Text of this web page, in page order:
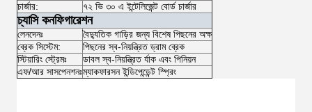
চার্জার:
৭২ ভি ৩০ এ ইন্টেলিজেন্ট বোর্ড চার্জার
চ্যাসি কনফিগারেশন
লেনদেনঃ
বৈদ্যুতিক গাড়ির জন্য বিশেষ পিছনের অক্ষ
ব্রেক সিস্টেম:
পিছনের স্ব-নিয়ন্ত্রিত ড্রাম ব্রেক
স্টিয়ারিং স্ট্রেমঃ
ডাবল স্ব-নিয়ন্ত্রিত র্যাক এবং পিনিয়ন
এফ/আর সাসপেনশনঃম্যাকফারসন ইন্ডিপেন্ডেন্ট স্প্রিং